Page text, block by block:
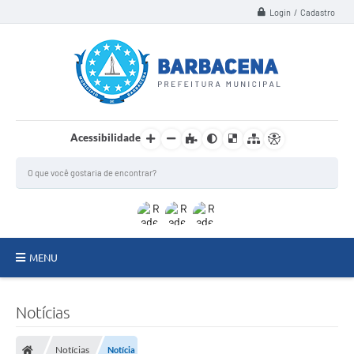
Login / Cadastro
Acessibilidade
MENU
Notícias
Notícias Notícia